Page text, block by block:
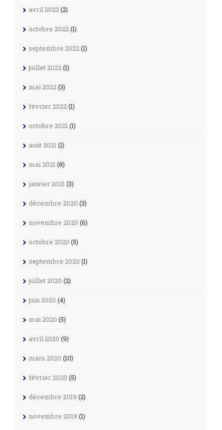
avril 2023 (2)
octobre 2022(1)
septembre 2022(1)
juillet 2022(1)
mai 2022(3)
février 2022(1)
octobre 2021 (1)
août 2021 (1)
mai 2021 (8)
janvier 2021 (3)
décembre 2020 (3)
novembre 2020 (6)
octobre 2020 (5)
septembre 2020 (1)
juillet 2020 (2)
juin 2020 (4)
mai 2020 (5)
avril 2020 (9)
mars 2020 (10)
février 2020 (5)
décembre 2019 (2)
novembre 2019 (1)